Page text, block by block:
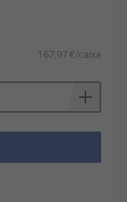
167,97 €/caixa